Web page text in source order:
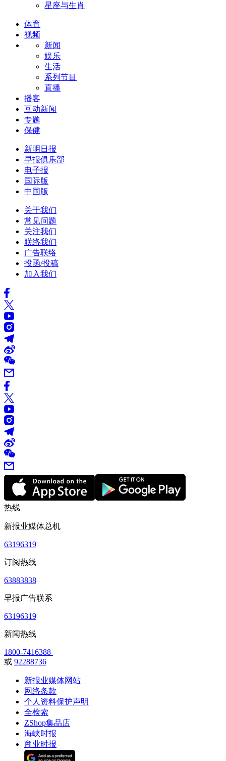
星座与生肖
体育
视频
新闻
娱乐
生活
系列节目
直播
播客
互动新闻
专题
保健
新明日报
早报俱乐部
电子报
国际版
中国版
关于我们
常见问题
关注我们
联络我们
广告联络
投函/投稿
加入我们
热线
新报业媒体总机
63196319
订阅热线
63883838
早报广告联系
63196319
新闻热线
1800-7416388
或 92288736
新报业媒体网站
网络条款
个人资料保护声明
全检索
ZShop集品店
海峡时报
商业时报